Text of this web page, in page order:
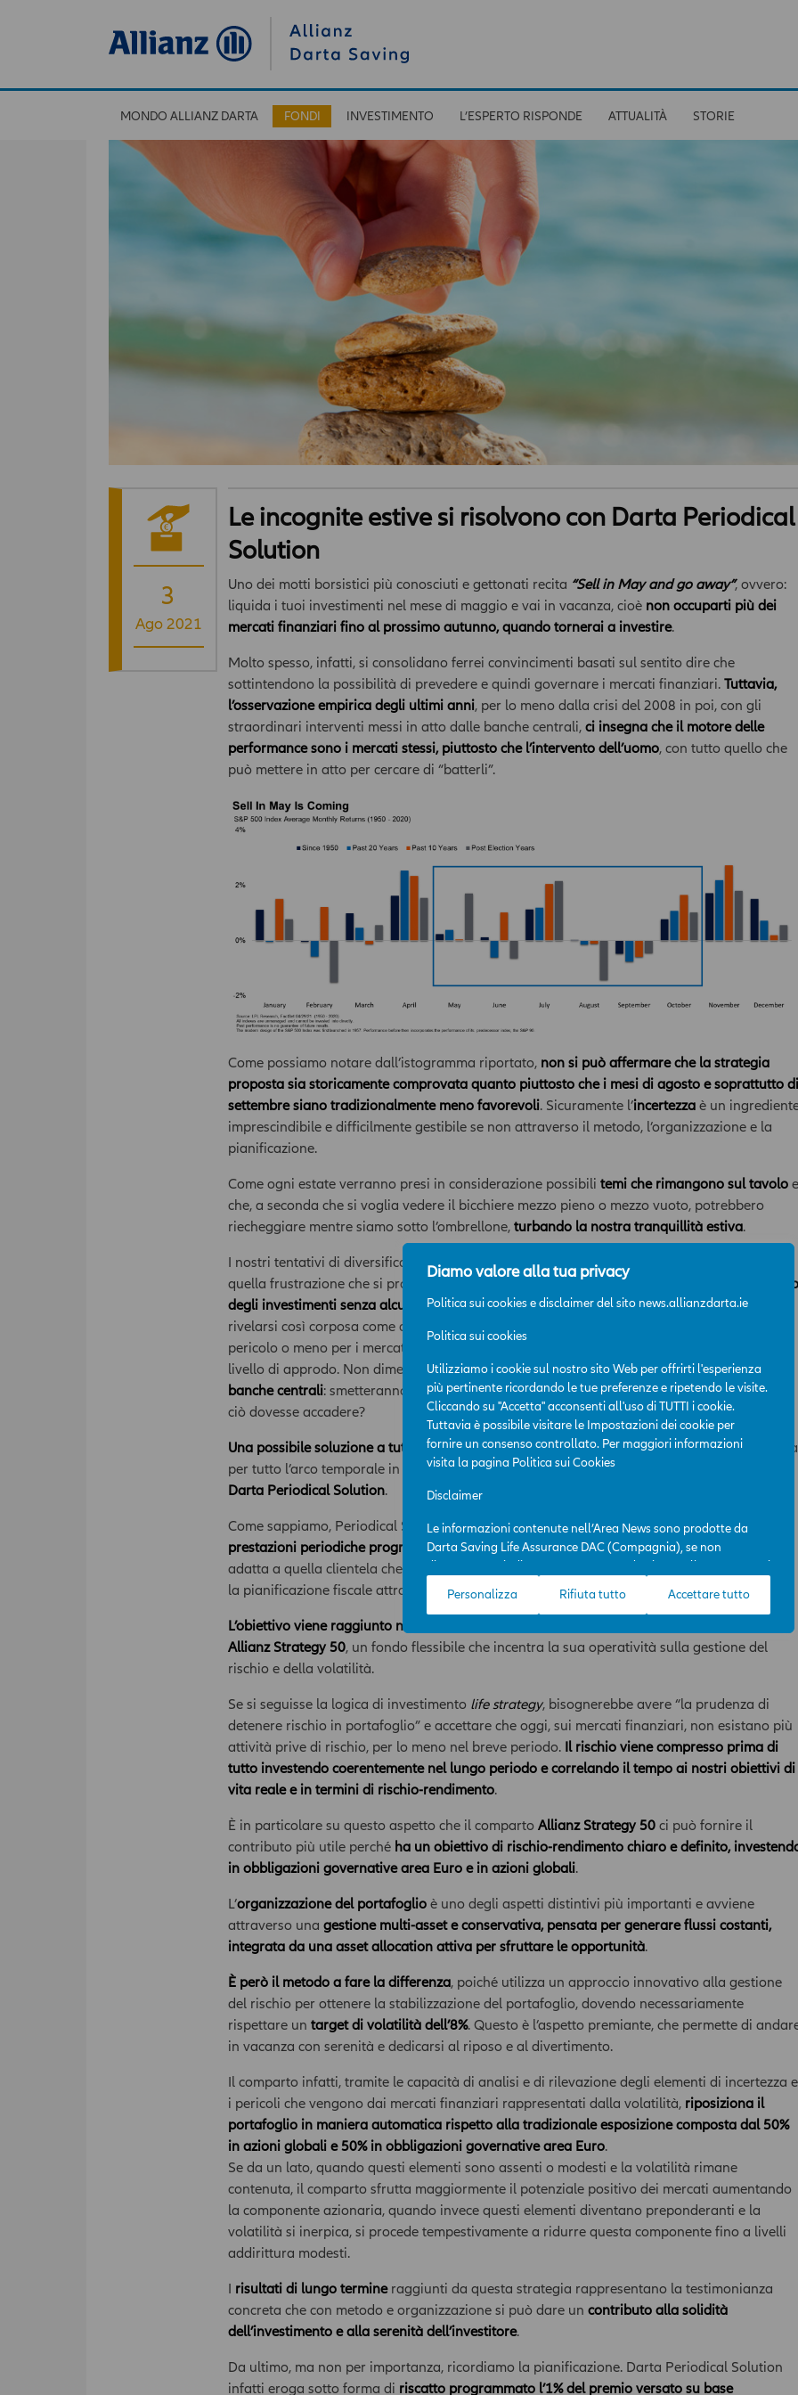
Diamo valore alla tua privacy
Politica sui cookies e disclaimer del sito news.allianzdarta.ie
Politica sui cookies
Utilizziamo i cookie sul nostro sito Web per offrirti l'esperienza
più pertinente ricordando le tue preferenze e ripetendo le visite.
Cliccando su "Accetta" acconsenti all'uso di TUTTI i cookie.
Tuttavia è possibile visitare le Impostazioni dei cookie per
fornire un consenso controllato. Per maggiori informazioni
visita la pagina Politica sui Cookies
Disclaimer
Le informazioni contenute nell’Area News sono prodotte da
Darta Saving Life Assurance DAC (Compagnia), se non
diversamente indicato. L’Area News è destinata all’uso per scopi
all’Area News e l’utilizzo delle informazioni in essa contenute
Compagnia potrà, in qualunque momento, a propria
discrezione e con efficacia immediata, modificare i contenuti e
diritto di modificare, limitare e/o escludere, temporaneamente
o definitivamente, l’accesso ai contenuti dell’Area, senza
necessità di acquisire il previo consenso dell’ utente.
I contenuti dell’ Area hanno finalità esclusivamente
informativa e descrittiva, e non assumono carattere di
consulenza professionale, né dagli stessi può derivare
l’assunzione di alcun impegno da parte della Compagnia.
Qualsiasi prodotto, strumento, servizio cui fa riferimento l’Area
potrebbe non essere adeguato per l'utente; prima di effettuare
qualsiasi operazione, l'utente dovrà, pertanto, valutare, in
autonomia, la rilevanza delle informazioni pubblicate sull’Area
News ai fini delle proprie decisioni di investimento, della propria
situazione finanziaria e di qualsiasi altra circostanza rilevante,
e comunque sempre consultare la documentazione d’offerta
presente sul sitowww.allianzdarta.ie. La Compagnia non
garantisce l’aggiornamento, l’accuratezza, la completezza e
l’idoneità allo scopo dei dati e delle informazioni presenti
nell’Area; l’utilizzo e la diffusione di tali dati e informazioni da
responsabilità. La Compagnia verifica con cura che le
informazioni pubblicate nell’ Area siano prodotte sulla base di
fonti attendibili; la Compagnia tuttavia non potrà in ogni caso
essere ritenuta responsabile per l'eventuale non accuratezza o
completezza delle stesse. Inoltre, le informazioni pubblicate
previsioni che possono cambiare nel tempo; in particolare
qualsiasi prezzo e valore pubblicato deve essere riferito alla
data e all'ora espressamente riportati; l'utente dovrà, pertanto,
marchi - sono coperti da copyright e dalla normativa in materia
di proprietà industriale. All'utente non è concessa alcuna
licenza né diritto d'uso a scopo commerciale, senza preventiva
La Compagnia non assume alcuna garanzia e responsabilità
Personalizza Rifiuta tutto Accettare tutto
MONDO ALLIANZ DARTA FONDI INVESTIMENTO L’ESPERTO RISPONDE ATTUALITÀ STORIE
3
Ago 2021
Le incognite estive si risolvono con Darta Periodical
Solution
Uno dei motti borsistici più conosciuti e gettonati recita “Sell in May and go away”, ovvero:
liquida i tuoi investimenti nel mese di maggio e vai in vacanza, cioè non occuparti più dei
mercati finanziari fino al prossimo autunno, quando tornerai a investire.
Molto spesso, infatti, si consolidano ferrei convincimenti basati sul sentito dire che
sottintendono la possibilità di prevedere e quindi governare i mercati finanziari. Tuttavia,
l’osservazione empirica degli ultimi anni, per lo meno dalla crisi del 2008 in poi, con gli
straordinari interventi messi in atto dalle banche centrali, ci insegna che il motore delle
performance sono i mercati stessi, piuttosto che l’intervento dell’uomo, con tutto quello che
può mettere in atto per cercare di “batterli”.
Come possiamo notare dall’istogramma riportato, non si può affermare che la strategia
proposta sia storicamente comprovata quanto piuttosto che i mesi di agosto e soprattutto di
settembre siano tradizionalmente meno favorevoli. Sicuramente l’incertezza è un
imprescindibile e difficilmente gestibile se non attraverso il metodo, l’organizzazione e la
pianificazione.
Come ogni estate verranno presi in considerazione possibili temi che rimangono sul tavolo e
che, a seconda che si voglia vedere il bicchiere mezzo pieno o mezzo vuoto, potrebbero
riecheggiare mentre siamo sotto l’ombrellone, turbando la nostra tranquillità estiva.
I nostri tentativi di diversificare, decorrelare e ribilanciare potranno solo in parte lenire
quella frustrazione che si prova quando si ha la
sensazione di non poter affrontare il mondo
degli investimenti senza alcuna certezza. Del resto lacrescita economicapotrebbe non
rivelarsi così corposa come annunciato, mentre non si comprende se l’
pericolo o meno per i mercati finanziari e probabilmente neanche quale sia il suo reale
livello di approdo. Non dimentichiamoci poi l’annoso dibattito in merito alla liquidità delle
banche centrali: smetteranno di iniettarla? Quando? Cosa succederà ai mercati finanziari se
ciò dovesse accadere?
Una possibile soluzione a tutte queste perplessità e incertezze– non solo per i mesi estivi ma
per tutto l’arco temporale in cui si vuole mantenere un investimento –
Darta Periodical Solution.
Come sappiamo, Periodical Solution è unprodotto assicurativo unit linked strutturato con
prestazioni periodiche programmate obbligatorie e non modificabili. Questa proposta è
adatta a quella clientela che ricerca la difesa e la trasmissione del patrimonio ottimizzando
la pianificazione fiscale attraverso flussi di reddito costante.
L’obiettivo viene raggiunto nel tempo grazie all’investimento sottostante nel comparto
Allianz Strategy 50, un fondo flessibile che incentra la sua operatività sulla gestione del
rischio e della volatilità.
Se si seguisse la logica di investimento life strategy, bisognerebbe avere “la prudenza di
detenere rischio in portafoglio” e accettare che oggi, sui mercati finanziari, non esistano più
attività prive di rischio, per lo meno nel breve periodo. Il rischio viene compresso prima di
tutto investendo coerentemente nel lungo periodo e correlando il tempo ai nostri obiettivi di
vita reale e in termini di rischio-rendimento.
È in particolare su questo aspetto che il comparto Allianz Strategy 50 ci può fornire il
contributo più utile perché ha un obiettivo di rischio-rendimento chiaro e definito,
in obbligazioni governative area Euro e in azioni globali.
L’organizzazione del portafoglio è uno degli aspetti distintivi più importanti e avviene
attraverso una gestione multi-asset e conservativa, pensata per generare flussi costanti,
integrata da una asset allocation attiva per sfruttare le opportunità.
È però il metodo a fare la differenza, poiché utilizza un approccio innovativo alla gestione
del rischio per ottenere la stabilizzazione del portafoglio, dovendo necessariamente
rispettare un target di volatilità dell’8%. Questo è l’aspetto premiante, che permette di
in vacanza con serenità e dedicarsi al riposo e al divertimento.
Il comparto infatti, tramite le capacità di analisi e di rilevazione degli elementi di incertezza e
i pericoli che vengono dai mercati finanziari rappresentati dalla volatilità, riposiziona il
portafoglio in maniera automatica rispetto alla tradizionale esposizione composta dal 50%
in azioni globali e 50% in obbligazioni governative area Euro.
Se da un lato, quando questi elementi sono assenti o modesti e la volatilità rimane
contenuta, il comparto sfrutta maggiormente il potenziale positivo dei mercati aumentando
la componente azionaria, quando invece questi elementi diventano preponderanti e la
volatilità si inerpica, si procede tempestivamente a ridurre questa componente fino a livelli
addirittura modesti.
I risultati di lungo termineraggiunti da questa strategia rappresentano la testimonianza
concreta che con metodo e organizzazione si può dare un contributo alla solidità
dell’investimento e alla serenità dell’investitore.
Da ultimo, ma non per importanza, ricordiamo la pianificazione. Darta Periodical Solution
infatti eroga sotto forma di riscatto programmato l’1% del premio versato su base